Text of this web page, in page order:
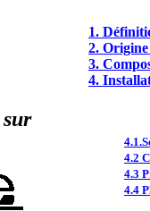
1.
2.
3.
4.
4.2
4.3
4.4